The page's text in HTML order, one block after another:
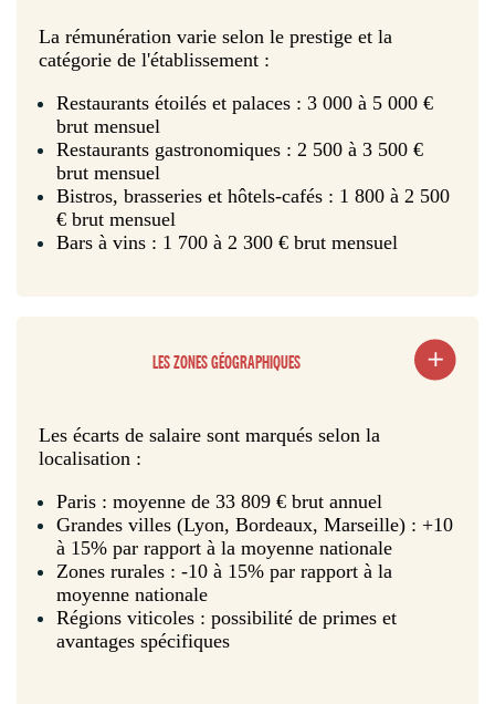
La rémunération varie selon le prestige et la
catégorie de l'établissement :
Restaurants étoilés et palaces : 3 000 à 5 000 €
brut mensuel
Restaurants gastronomiques : 2 500 à 3 500 €
brut mensuel
Bistros, brasseries et hôtels-cafés : 1 800 à 2 500
€ brut mensuel
Bars à vins : 1 700 à 2 300 € brut mensuel
LES ZONES GÉOGRAPHIQUES
Les écarts de salaire sont marqués selon la
localisation :
Paris : moyenne de 33 809 € brut annuel
Grandes villes (Lyon, Bordeaux, Marseille) : +10
à 15% par rapport à la moyenne nationale
Zones rurales : -10 à 15% par rapport à la
moyenne nationale
Régions viticoles : possibilité de primes et
avantages spécifiques